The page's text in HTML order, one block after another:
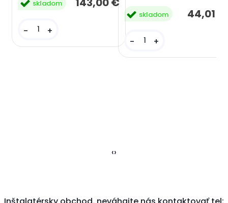
- +
skladom
44,01 €
- +
skladom
‹›